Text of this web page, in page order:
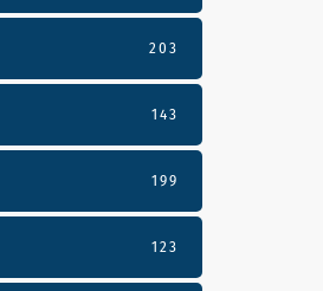
203
143
199
123